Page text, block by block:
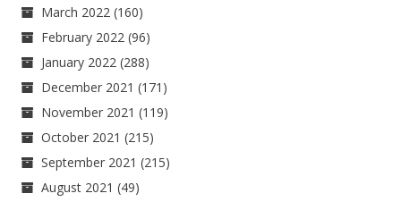
March 2022 (160)
February 2022 (96)
January 2022 (288)
December 2021 (171)
November 2021 (119)
October 2021 (215)
September 2021 (215)
August 2021 (49)